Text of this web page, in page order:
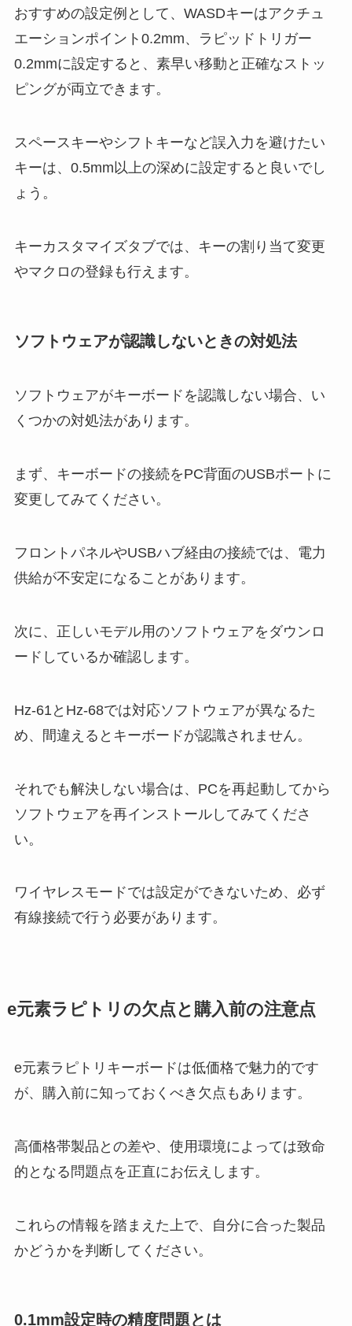
おすすめの設定例として、WASDキーはアクチュ
エーションポイント0.2mm、ラピッドトリガー
0.2mmに設定すると、素早い移動と正確なストッ
ピングが両立できます。
スペースキーやシフトキーなど誤入力を避けたい
キーは、0.5mm以上の深めに設定すると良いでし
ょう。
キーカスタマイズタブでは、キーの割り当て変更
やマクロの登録も行えます。
ソフトウェアが認識しないときの対処法
ソフトウェアがキーボードを認識しない場合、い
くつかの対処法があります。
まず、キーボードの接続をPC背面のUSBポートに
変更してみてください。
フロントパネルやUSBハブ経由の接続では、電力
供給が不安定になることがあります。
次に、正しいモデル用のソフトウェアをダウンロ
ードしているか確認します。
Hz-61とHz-68では対応ソフトウェアが異なるた
め、間違えるとキーボードが認識されません。
それでも解決しない場合は、PCを再起動してから
ソフトウェアを再インストールしてみてくださ
い。
ワイヤレスモードでは設定ができないため、必ず
有線接続で行う必要があります。
e元素ラピトリの欠点と購入前の注意点
e元素ラピトリキーボードは低価格で魅力的です
が、購入前に知っておくべき欠点もあります。
高価格帯製品との差や、使用環境によっては致命
的となる問題点を正直にお伝えします。
これらの情報を踏まえた上で、自分に合った製品
かどうかを判断してください。
0.1mm設定時の精度問題とは